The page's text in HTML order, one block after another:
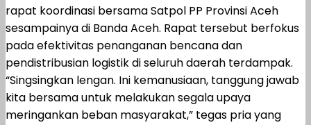
rapat koordinasi bersama Satpol PP Provinsi Aceh
sesampainya di Banda Aceh. Rapat tersebut berfokus
pada efektivitas penanganan bencana dan
pendistribusian logistik di seluruh daerah terdampak.
“Singsingkan lengan. Ini kemanusiaan, tanggung jawab
kita bersama untuk melakukan segala upaya
meringankan beban masyarakat,” tegas pria yang